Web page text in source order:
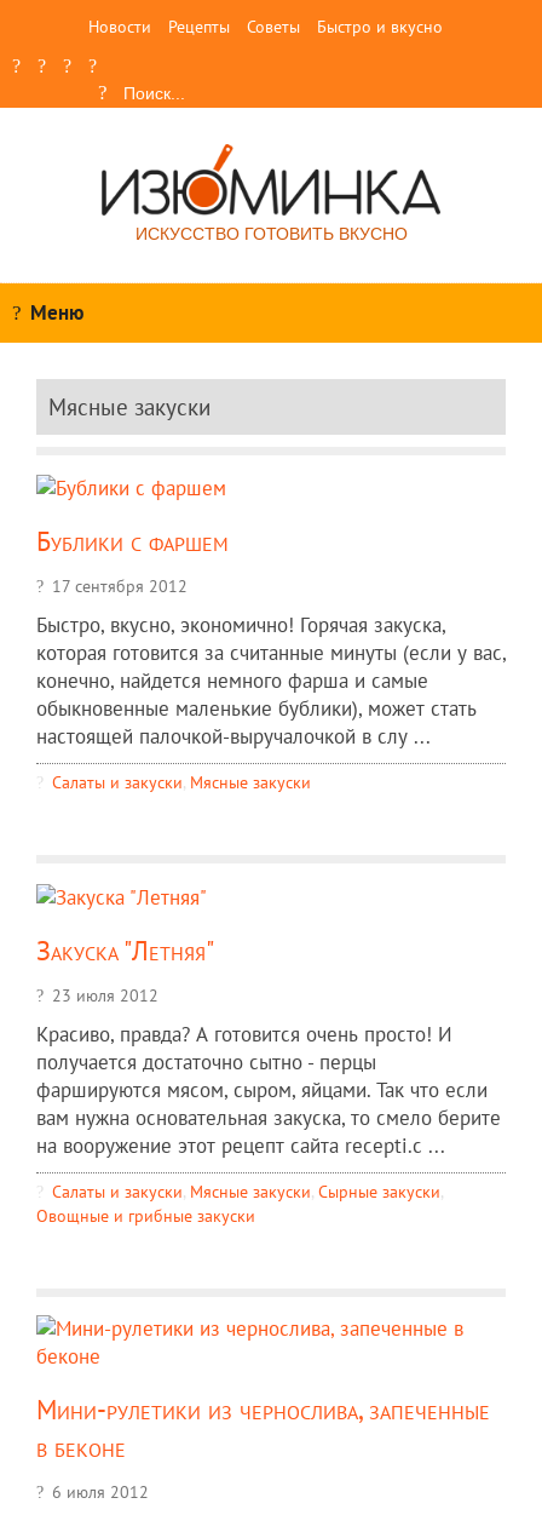
Новости Рецепты Советы Быстро и вкусно
ИСКУССТВО ГОТОВИТЬ ВКУСНО
Меню
Мясные закуски
Бублики с фаршем
17 сентября 2012
Быстро, вкусно, экономично! Горячая закуска,
которая готовится за считанные минуты (если у вас,
конечно, найдется немного фарша и самые
обыкновенные маленькие бублики), может стать
настоящей палочкой-выручалочкой в слу ...
Салаты и закуски, Мясные закуски
Закуска "Летняя"
23 июля 2012
Красиво, правда? А готовится очень просто! И
получается достаточно сытно - перцы
фаршируются мясом, сыром, яйцами. Так что если
вам нужна основательная закуска, то смело берите
на вооружение этот рецепт сайта recepti.c ...
Салаты и закуски, Мясные закуски, Сырные закуски,
Овощные и грибные закуски
Мини-рулетики из чернослива, запеченные
в беконе
6 июля 2012